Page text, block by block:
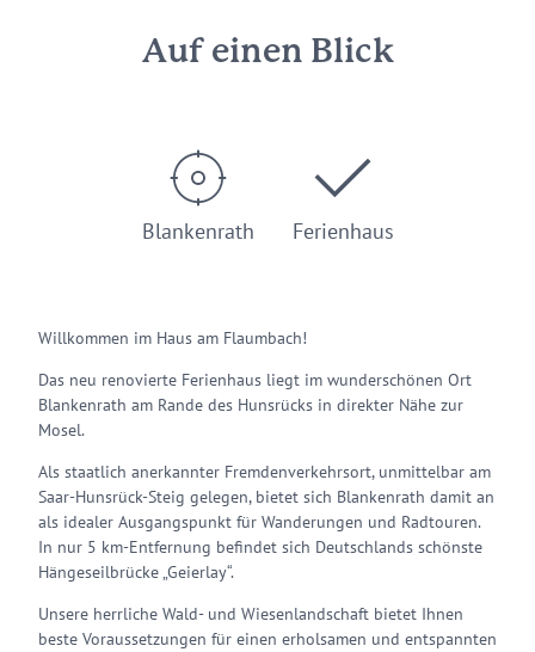
Auf einen Blick
Blankenrath Ferienhaus
Willkommen im Haus am Flaumbach!
Das neu renovierte Ferienhaus liegt im wunderschönen Ort
Blankenrath am Rande des Hunsrücks in direkter Nähe zur
Mosel.
Als staatlich anerkannter Fremdenverkehrsort, unmittelbar am
Saar-Hunsrück-Steig gelegen, bietet sich Blankenrath damit an
als idealer Ausgangspunkt für Wanderungen und Radtouren.
In nur 5 km-Entfernung befindet sich Deutschlands schönste
Hängeseilbrücke „Geierlay“.
Unsere herrliche Wald- und Wiesenlandschaft bietet Ihnen
beste Voraussetzungen für einen erholsamen und entspannten